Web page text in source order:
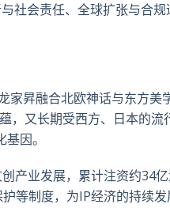
社会责任、全球扩张与合规
家昇融合北欧神话与东方美
，又长期受西方、日本的
因。
产业发展，累计注资约34
等制度，为IP经济的持续发